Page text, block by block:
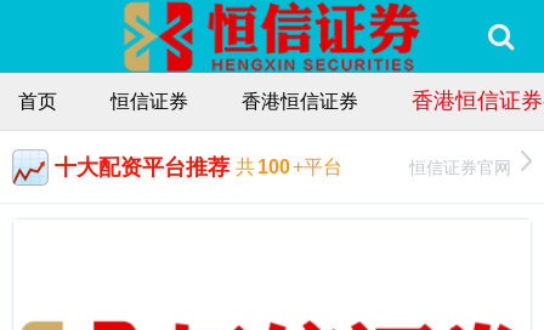
首页 恒信证券 香港恒信证券 香港恒信证
十大配资平台推荐 共100+平台 恒信证券官网